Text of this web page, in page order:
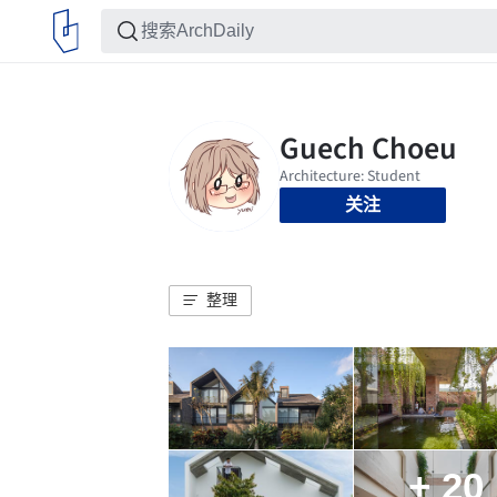
关注
整理
+ 20